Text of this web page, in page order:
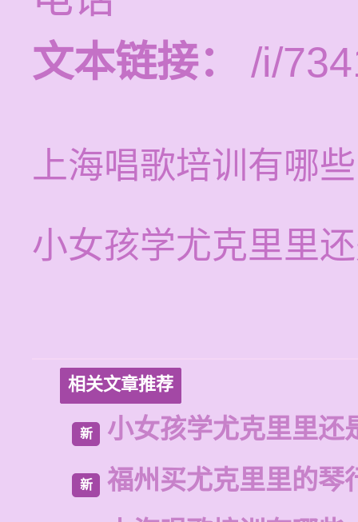
文本链接：
/i/
上海唱歌培训有哪些
小女孩学尤克里里
相关文章推荐
新 小女孩学尤克里里还
新
福州买尤克里里的琴